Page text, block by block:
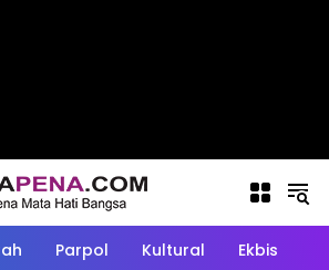
Parpol Kultural Ekbis